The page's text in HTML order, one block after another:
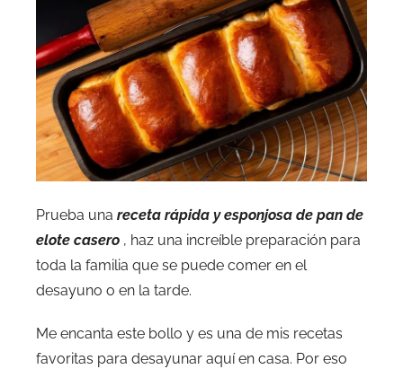
Prueba una receta rápida y esponjosa de pan de
elote casero , haz una increíble preparación para
toda la familia que se puede comer en el
desayuno o en la tarde.
Me encanta este bollo y es una de mis recetas
favoritas para desayunar aquí en casa. Por eso